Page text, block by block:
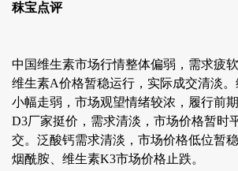
秣宝点评
中国维生素市场行情整体偏弱，需求疲
维生素A价格暂稳运行，实际成交清淡
小幅走弱，市场观望情绪较浓，履行前
D3厂家挺价，需求清淡，市场价格暂时
交。泛酸钙需求清淡，市场价格低位暂
烟酰胺、维生素K3市场价格止跌。